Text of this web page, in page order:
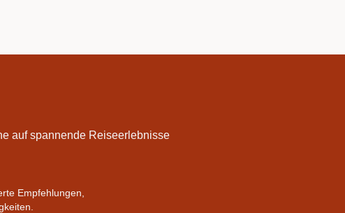
auf spannende Reiseerlebnisse
Empfehlungen,